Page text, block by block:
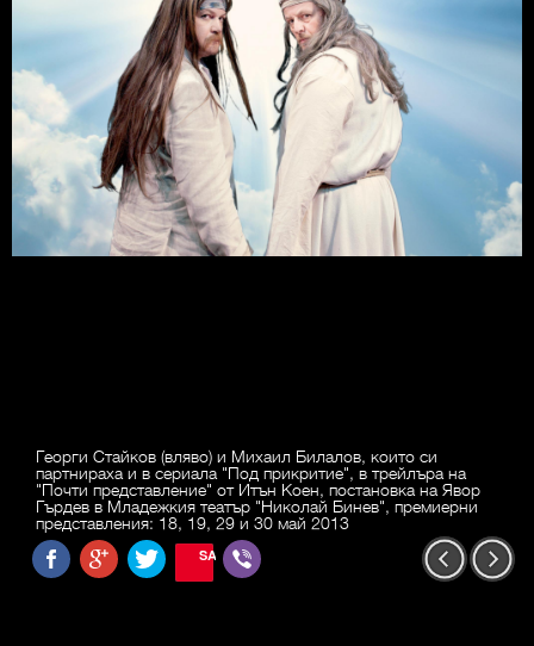
Георги Стайков (вляво) и Михаил Билалов, които си
партнираха и в сериала "Под прикритие", в трейлъра на
"Почти представление" от Итън Коен, постановка на Явор
Гърдев в Младежкия театър "Николай Бинев", премиерни
представления: 18, 19, 29 и 30 май 2013
SAVE